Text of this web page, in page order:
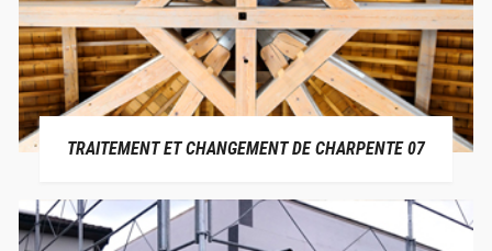
TRAITEMENT ET CHANGEMENT DE CHARPENTE 07